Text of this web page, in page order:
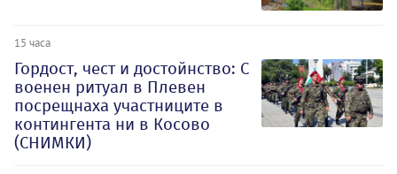
15 часа
Гордост, чест и достойнство: С
военен ритуал в Плевен
посрещнаха участниците в
контингента ни в Косово
(СНИМКИ)